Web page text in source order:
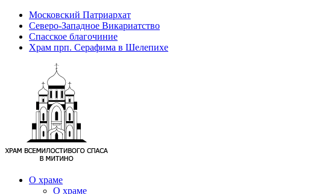
Московский Патриархат
Северо-Западное Викариатство
Спасское благочиние
Храм прп. Серафима в Шелепихе
О храме
О храме